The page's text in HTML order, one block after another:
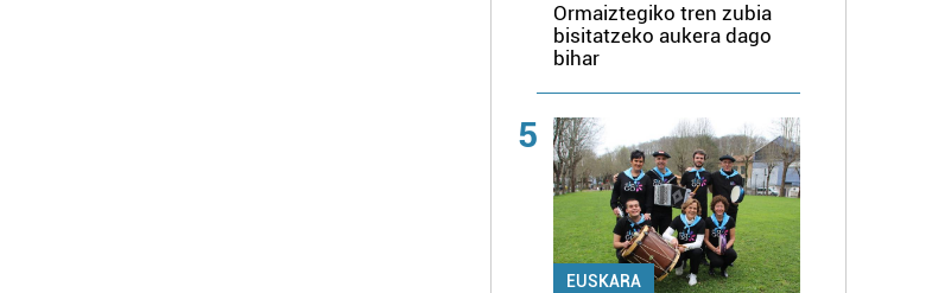
Ormaiztegiko tren zubia
bisitatzeko aukera dago
bihar
5
EUSKARA